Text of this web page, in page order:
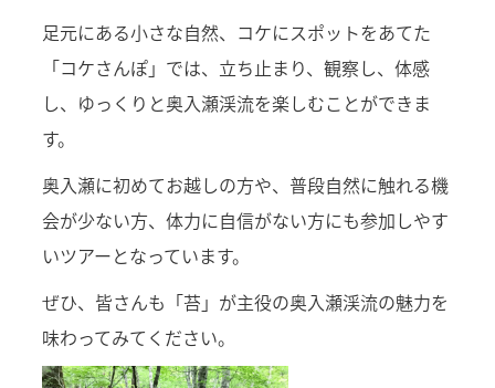
足元にある小さな自然、コケにスポットをあてた
「コケさんぽ」では、立ち止まり、観察し、体感
し、ゆっくりと奥入瀬渓流を楽しむことができま
す。
奥入瀬に初めてお越しの方や、普段自然に触れる機
会が少ない方、体力に自信がない方にも参加しやす
いツアーとなっています。
ぜひ、皆さんも「苔」が主役の奥入瀬渓流の魅力を
味わってみてください。